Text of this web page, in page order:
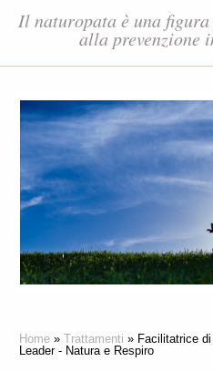
Il naturopata è una figura
alla prevenzione
Home » Trattamenti » Facilitatrice
Leader - Natura e Respiro